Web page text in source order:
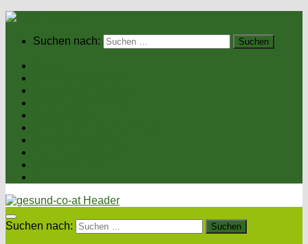
Suchen nach:
Suchen nach: